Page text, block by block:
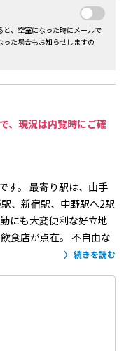
と、空室になった時にメールで
た場合もお知らせしますの
、現況は内覧時にご確
。 最寄り駅は、山手
、新宿駅、中野駅へ2駅
にも大変便利な好立地
食店が点在。 不自由な
ご紹介するのは、高田
た居室は、明るく開放
らせることは間違いな
続きを読む